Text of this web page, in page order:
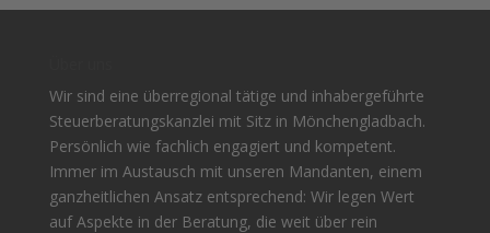
Wir sind eine überregional tätige und inhabergeführte
Steuerberatungskanzlei mit Sitz in Mönchengladbach.
Persönlich wie fachlich engagiert und kompetent.
Immer im Austausch mit unseren Mandanten, einem
ganzheitlichen Ansatz entsprechend: Wir legen Wert
auf Aspekte in der Beratung, die weit über rein